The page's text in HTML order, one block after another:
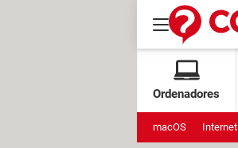
Ordenadores
macOS Internet